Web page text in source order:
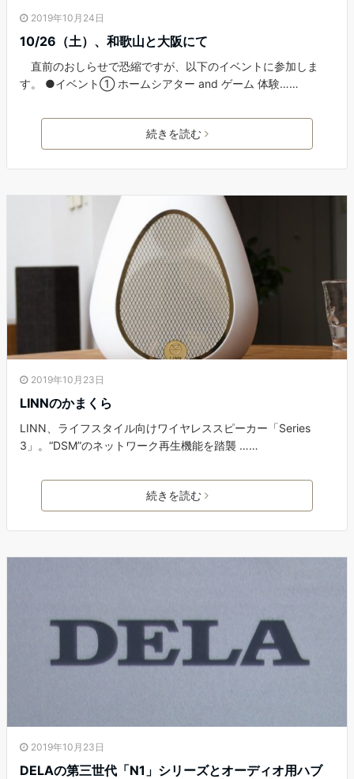
2019年10月24日
10/26（土）、和歌山と大阪にて
直前のおしらせで恐縮ですが、以下のイベントに参加しま
す。 ●イベント① ホームシアター and ゲーム 体験……
続きを読む
2019年10月23日
LINNのかまくら
LINN、ライフスタイル向けワイヤレススピーカー「Series
3」。“DSM”のネットワーク再生機能を踏襲 ……
続きを読む
2019年10月23日
DELAの第三世代「N1」シリーズとオーディオ用ハブ